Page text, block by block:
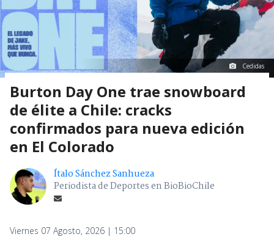
Cedidas
Burton Day One trae snowboard
de élite a Chile: cracks
confirmados para nueva edición
en El Colorado
Ítalo Sánchez Sanhueza
Periodista de Deportes en BioBioChile
Viernes 07 Agosto, 2026 | 15:00